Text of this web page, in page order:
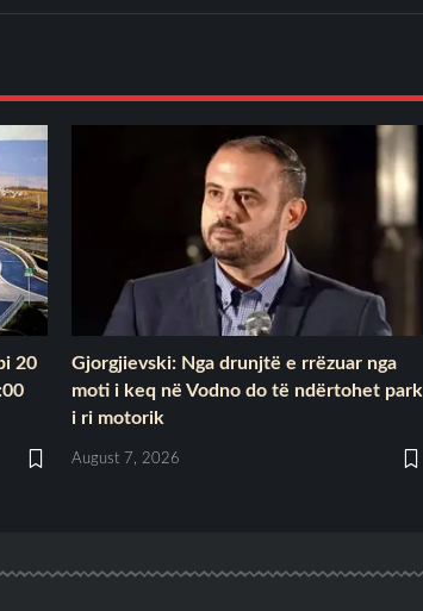
20
Gjorgjievski: Nga drunjtë e rrëzuar nga
moti i keq në Vodno do të ndërtohet park
i ri motorik
August 7, 2026